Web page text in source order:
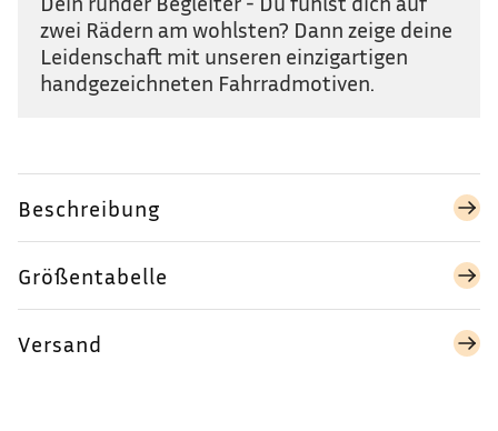
zwei Rädern am wohlsten? Dann zeige deine
Leidenschaft mit unseren einzigartigen
handgezeichneten Fahrradmotiven.
Beschreibung
Größentabelle
Versand